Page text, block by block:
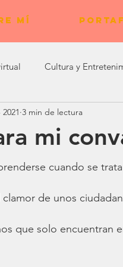
MÍ
Cultura y
Experiencias de Bienestar
mi
3 min de lectura
cuando se
de unos
que solo encuentran